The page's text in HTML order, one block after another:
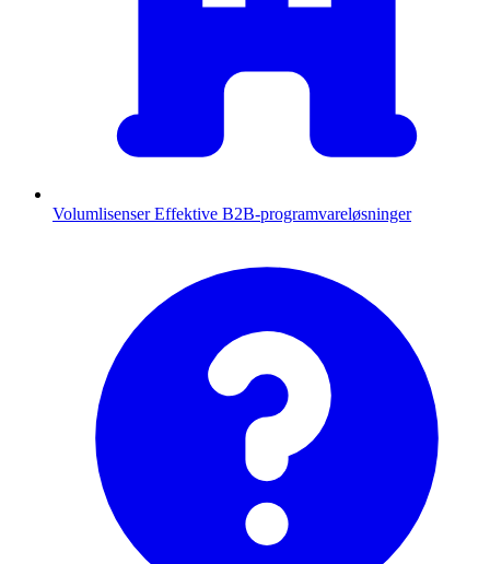
Volumlisenser Effektive B2B-programvareløsninger